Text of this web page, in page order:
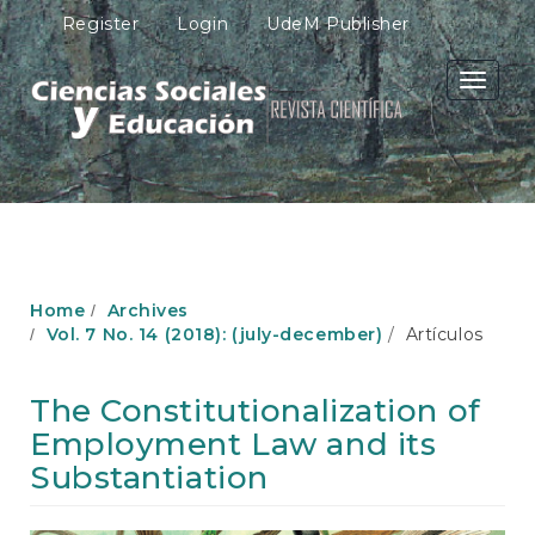
M
a
i
n
N
a
v
i
g
n
n
C
o
n
Register Login UdeM Publisher
Toggle
Home
Archives
Vol. 7 No. 14 (2018): (july-december)
Artículos
The Constitutionalization of
Employment Law and its
Substantiation